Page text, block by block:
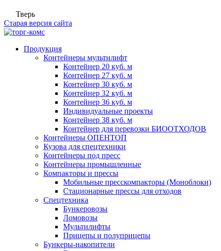
Тверь
Старая версия сайта
Продукция
Контейнеры мультилифт
Контейнер 20 куб. м
Контейнер 27 куб. м
Контейнер 30 куб. м
Контейнер 32 куб. м
Контейнер 36 куб. м
Индивидуальные проекты
Контейнер 38 куб. м
Контейнер для перевозки БИООТХОДОВ
Контейнеры ОПЕНТОП
Кузова для спецтехники
Контейнеры под пресс
Контейнеры промышленные
Компакторы и прессы
Мобильные пресскомпакторы (Моноблоки)
Стационарные прессы для отходов
Спецтехника
Бункеровозы
Ломовозы
Мультилифты
Прицепы и полуприцепы
Бункеры-накопители